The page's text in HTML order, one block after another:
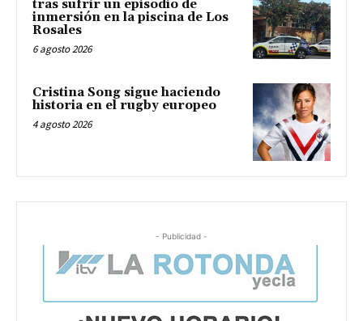
tras sufrir un episodio de
inmersión en la piscina de Los
Rosales
6 agosto 2026
Cristina Song sigue haciendo
historia en el rugby europeo
4 agosto 2026
- Publicidad -